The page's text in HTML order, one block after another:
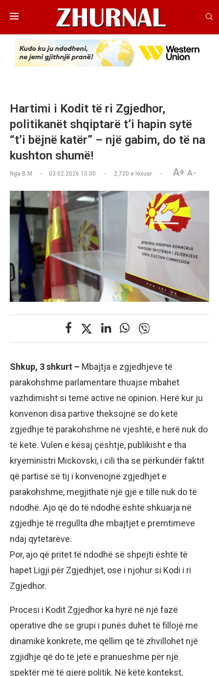
Hartimi i Kodit të ri Zgjedhor,
politikanët shqiptarë t’i hapin sytë
“t’i bëjnë katër” – një gabim, do të na
kushton shumë!
Nga B.M 03.02.2026 15:00 2,720 e lexuar A+ A-
Shkup, 3 shkurt – Mbajtja e zgjedhjeve të
parakohshme parlamentare thuajse mbahet
vazhdimisht si temë active në opinion. Herë kur ju
konvenon disa partive theksojnë se do ketë
zgjedhje të parakohshme në vjeshtë, e herë nuk do
të ketë. Vulen e kësaj çështje, publikisht e tha
kryeministri Mickovski, i cili tha se përkundër faktit
që partisë së tij i konvenojnë zgjedhjet e
parakohshme, megjithatë një gjë e tillë nuk do të
ndodhë. Ajo që do të ndodhë është shkuarja në
zgjedhje të rregullta dhe mbajtjet e premtimeve
ndaj qytetarëve.
Por, ajo që pritet të ndodhë së shpejti është të
hapet Ligji për Zgjedhjet, ose i njohur si Kodi i ri
Zgjedhor.
Procesi i Kodit Zgjedhor ka hyrë në një fazë
operative dhe se grupi i punës duhet të fillojë me
dinamikë konkrete, me qëllim që të zhvillohet një
zgjidhje që do të jetë e pranueshme për një
spektër më të gjerë politik. Në këtë kontekst,